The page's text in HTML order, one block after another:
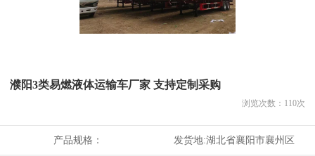
濮阳3类易燃液体运输车厂家 支持定制采购
浏览次数： 110次
产品规格： 发货地:湖北省襄阳市襄州区